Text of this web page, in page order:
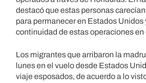
destacó que estas personas
para permanecer en Estados Unidos
continuidad de estas operaciones en
Los migrantes que arribaron la
lunes en el vuelo desde Estados
viaje esposados, de acuerdo a lo